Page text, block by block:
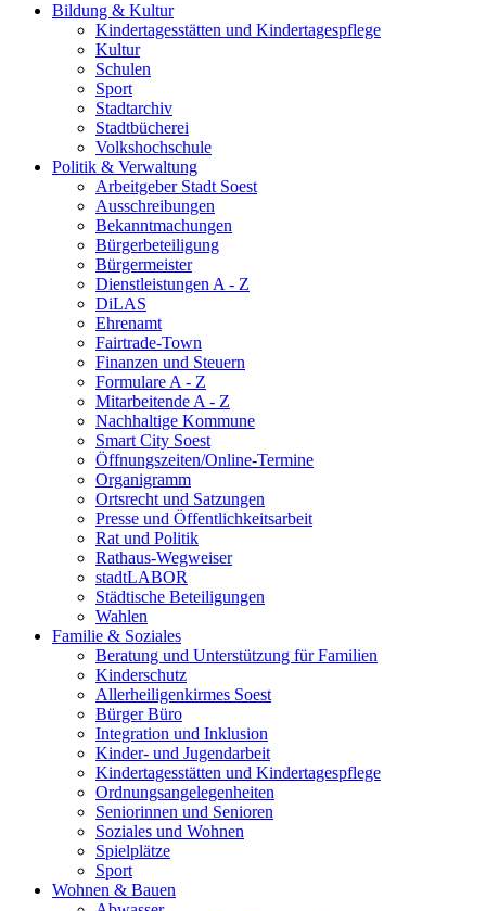
Bildung & Kultur
Kindertagesstätten und Kindertagespflege
Kultur
Schulen
Sport
Stadtarchiv
Stadtbücherei
Volkshochschule
Politik & Verwaltung
Arbeitgeber Stadt Soest
Ausschreibungen
Bekanntmachungen
Bürgerbeteiligung
Bürgermeister
Dienstleistungen A - Z
DiLAS
Ehrenamt
Fairtrade-Town
Finanzen und Steuern
Formulare A - Z
Mitarbeitende A - Z
Nachhaltige Kommune
Smart City Soest
Öffnungszeiten/Online-Termine
Organigramm
Ortsrecht und Satzungen
Presse und Öffentlichkeitsarbeit
Rat und Politik
Rathaus-Wegweiser
stadtLABOR
Städtische Beteiligungen
Wahlen
Familie & Soziales
Beratung und Unterstützung für Familien
Kinderschutz
Allerheiligenkirmes Soest
Bürger Büro
Integration und Inklusion
Kinder- und Jugendarbeit
Kindertagesstätten und Kindertagespflege
Ordnungsangelegenheiten
Seniorinnen und Senioren
Soziales und Wohnen
Spielplätze
Sport
Wohnen & Bauen